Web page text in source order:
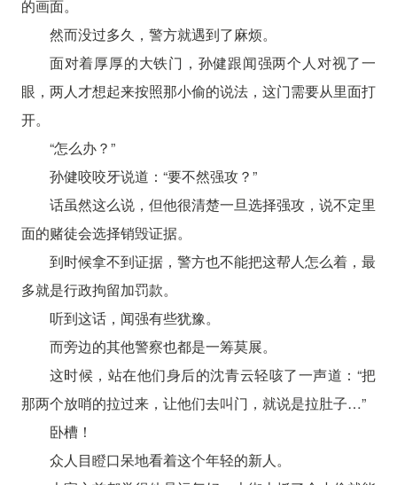
的画面。
然而没过多久，警方就遇到了麻烦。
面对着厚厚的大铁门，孙健跟闻强两个人对视了一
眼，两人才想起来按照那小偷的说法，这门需要从里面打
开。
“怎么办？”
孙健咬咬牙说道：“要不然强攻？”
话虽然这么说，但他很清楚一旦选择强攻，说不定里
面的赌徒会选择销毁证据。
到时候拿不到证据，警方也不能把这帮人怎么着，最
多就是行政拘留加罚款。
听到这话，闻强有些犹豫。
而旁边的其他警察也都是一筹莫展。
这时候，站在他们身后的沈青云轻咳了一声道：“把
那两个放哨的拉过来，让他们去叫门，就说是拉肚子…”
卧槽！
众人目瞪口呆地看着这个年轻的新人。